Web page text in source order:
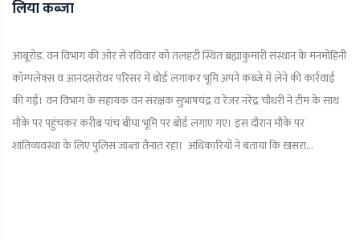
लिया कब्जा
आबूरोड. वन विभाग की ओर से रविवार को तलहटी स्थित ब्रह्माकुमारी संस्थान के मनमोहिनी
कॉम्पलेक्स व आनंदसरोवर परिसर में बोर्ड लगाकर भूमि अपने कब्जे में लेने की कार्रवाई
की गई। वन विभाग के सहायक वन संरक्षक सुभाषचंद्र व रेंजर नरेंद्र चौधरी ने टीम के साथ
मौके पर पहुंचकर करीब पांच बीघा भूमि पर बोर्ड लगाए गए। इस दौरान मौके पर
शांतिव्यवस्था के लिए पुलिस जाब्ता तैनात रहा। अधिकारियों ने बताया कि खसरा...